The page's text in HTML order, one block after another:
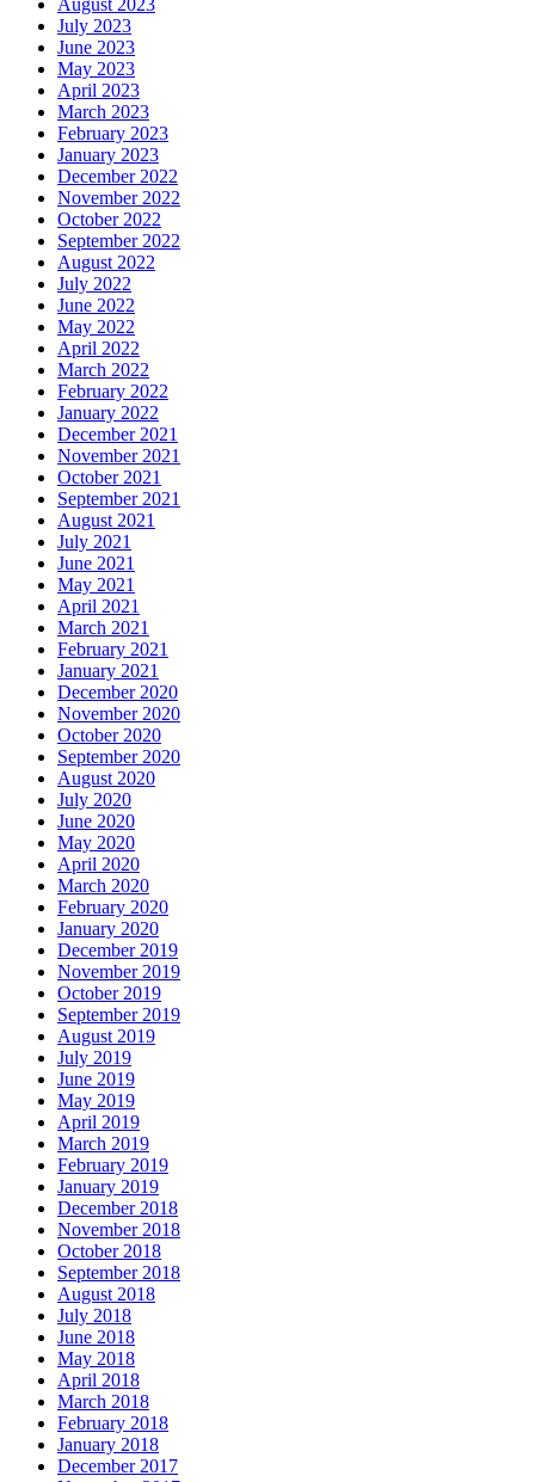
August 2023
July 2023
June 2023
May 2023
April 2023
March 2023
February 2023
January 2023
December 2022
November 2022
October 2022
September 2022
August 2022
July 2022
June 2022
May 2022
April 2022
March 2022
February 2022
January 2022
December 2021
November 2021
October 2021
September 2021
August 2021
July 2021
June 2021
May 2021
April 2021
March 2021
February 2021
January 2021
December 2020
November 2020
October 2020
September 2020
August 2020
July 2020
June 2020
May 2020
April 2020
March 2020
February 2020
January 2020
December 2019
November 2019
October 2019
September 2019
August 2019
July 2019
June 2019
May 2019
April 2019
March 2019
February 2019
January 2019
December 2018
November 2018
October 2018
September 2018
August 2018
July 2018
June 2018
May 2018
April 2018
March 2018
February 2018
January 2018
December 2017